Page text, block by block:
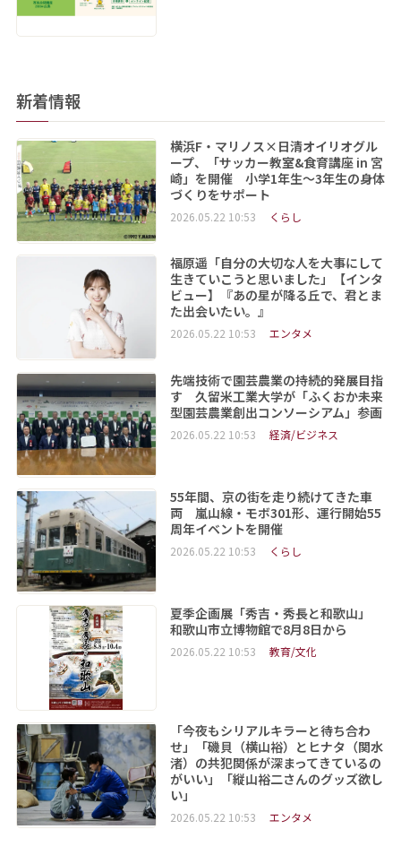
新着情報
横浜F・マリノス×日清オイリオグル
ープ、「サッカー教室&食育講座 in 宮
崎」を開催 小学1年生～3年生の身体
づくりをサポート
2026.05.22 10:53 くらし
福原遥「自分の大切な人を大事にして
生きていこうと思いました」【インタ
ビュー】『あの星が降る丘で、君とま
た出会いたい。』
2026.05.22 10:53 エンタメ
先端技術で園芸農業の持続的発展目指
す 久留米工業大学が「ふくおか未来
型園芸農業創出コンソーシアム」参画
2026.05.22 10:53 経済/ビジネス
55年間、京の街を走り続けてきた車
両 嵐山線・モボ301形、運行開始55
周年イベントを開催
2026.05.22 10:53 くらし
夏季企画展「秀吉・秀長と和歌山」
和歌山市立博物館で8月8日から
2026.05.22 10:53 教育/文化
「今夜もシリアルキラーと待ち合わ
せ」「磯貝（横山裕）とヒナタ（関水
渚）の共犯関係が深まってきているの
がいい」「縦山裕二さんのグッズ欲し
い」
2026.05.22 10:53 エンタメ